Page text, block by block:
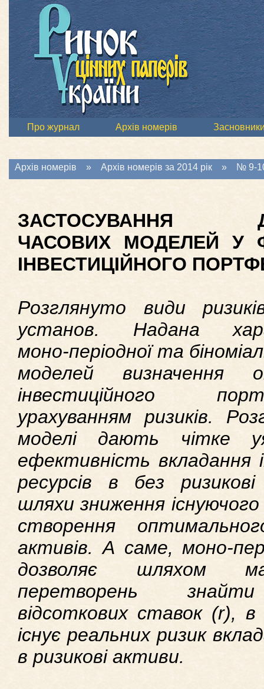
Про журнал Архів номерів
Архів номерів » Архів номерів за 2014 рік » № 9-
ЗАСТОСУВАННЯ
ЧАСОВИХ МОДЕЛЕЙ У
ІНВЕСТИЦІЙНОГО
Розглянуто види
установ. Надана
моно-періодної та
моделей визначення
інвестиційного
урахуванням ризиків.
моделі дають чітке
ефективність вкладання
ресурсів в без
шляхи зниження існуючого
створення
активів. А саме, моно-
дозволяє шляхом
перетворень
відсоткових ставок (r),
існує реальних ризик
в ризикові активи.